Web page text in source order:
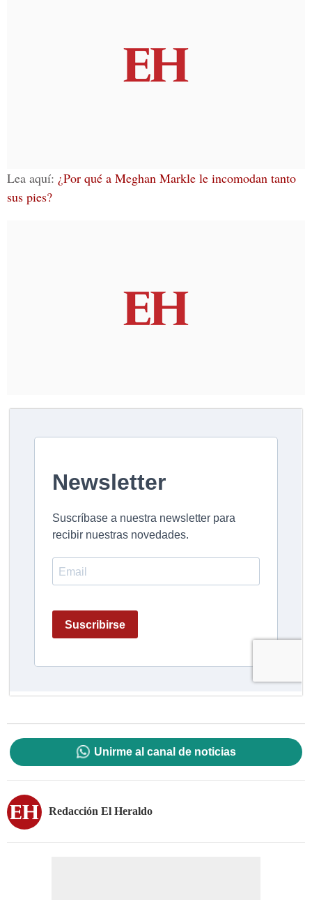
Lea aquí: ¿Por qué a Meghan Markle le incomodan tanto
sus pies?
Unirme al canal de noticias
Redacción El Heraldo